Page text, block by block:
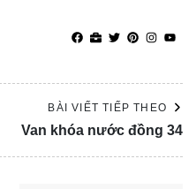
BÀI VIẾT TIẾP THEO
Van khóa nước đồng 34